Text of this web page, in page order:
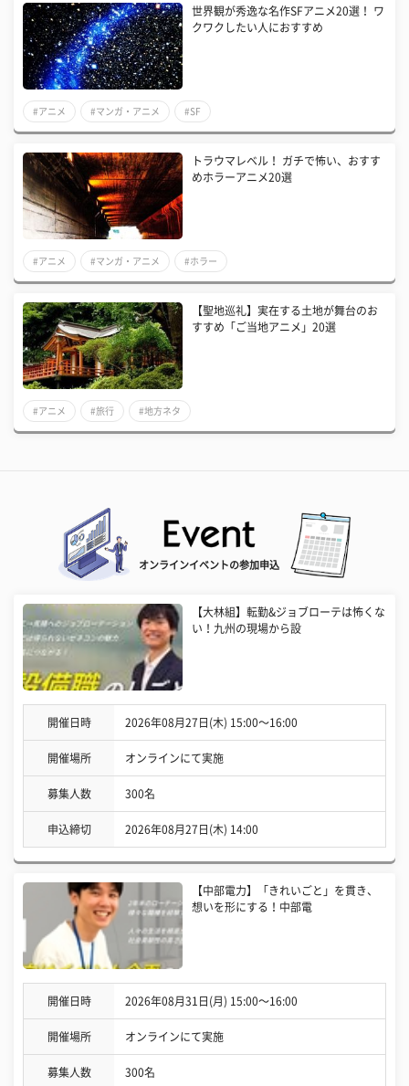
世界観が秀逸な名作SFアニメ20選！ ワ
クワクしたい人におすすめ
#アニメ #マンガ・アニメ #SF
トラウマレベル！ ガチで怖い、おすす
めホラーアニメ20選
#アニメ #マンガ・アニメ #ホラー
【聖地巡礼】実在する土地が舞台のお
すすめ「ご当地アニメ」20選
#アニメ #旅行 #地方ネタ
オンラインイベントの参加申込
【大林組】転勤&ジョブローテは怖くな
い！九州の現場から設
開催日時 2026年08月27日(木) 15:00〜16:00
開催場所 オンラインにて実施
募集人数 300名
申込締切 2026年08月27日(木) 14:00
【中部電力】「きれいごと」を貫き、
想いを形にする！中部電
開催日時 2026年08月31日(月) 15:00〜16:00
開催場所 オンラインにて実施
募集人数 300名